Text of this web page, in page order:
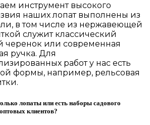
инструмент высокого
наших лопат выполнены из
в том числе из нержавеющей
служит классический
черенок или современная
ручка. Для
работ у нас есть
формы, например, рельсовая
лопаты или есть наборы садового
клиентов?